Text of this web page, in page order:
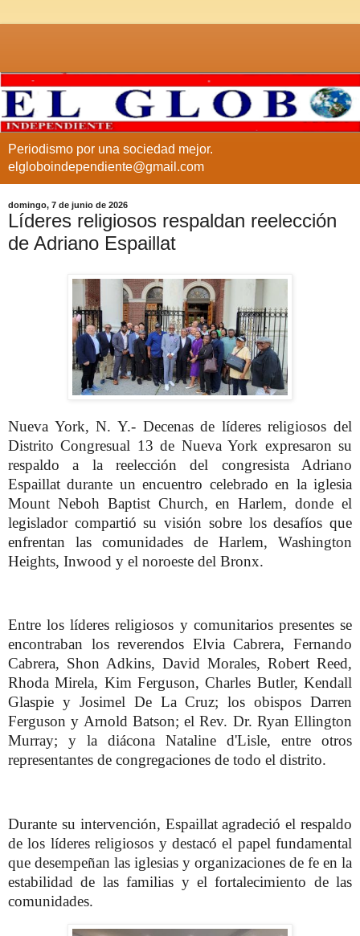
Periodismo por una sociedad mejor.
elgloboindependiente@gmail.com
domingo, 7 de junio de 2026
Líderes religiosos respaldan reelección
de Adriano Espaillat
Nueva York, N. Y.- Decenas de líderes religiosos del
Distrito Congresual 13 de Nueva York expresaron su
respaldo a la reelección del congresista Adriano
Espaillat durante un encuentro celebrado en la iglesia
Mount Neboh Baptist Church, en Harlem, donde el
legislador compartió su visión sobre los desafíos que
enfrentan las comunidades de Harlem, Washington
Heights, Inwood y el noroeste del Bronx.
Entre los líderes religiosos y comunitarios presentes se
encontraban los reverendos Elvia Cabrera, Fernando
Cabrera, Shon Adkins, David Morales, Robert Reed,
Rhoda Mirela, Kim Ferguson, Charles Butler, Kendall
Glaspie y Josimel De La Cruz; los obispos Darren
Ferguson y Arnold Batson; el Rev. Dr. Ryan Ellington
Murray; y la diácona Nataline d'Lisle, entre otros
representantes de congregaciones de todo el distrito.
Durante su intervención, Espaillat agradeció el respaldo
de los líderes religiosos y destacó el papel fundamental
que desempeñan las iglesias y organizaciones de fe en la
estabilidad de las familias y el fortalecimiento de las
comunidades.